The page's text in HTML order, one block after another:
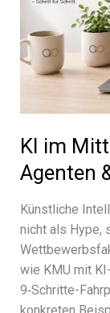
KI im
Agenten
Künstliche
nicht als Hype,
wie KMU mit
9‑Schritte-